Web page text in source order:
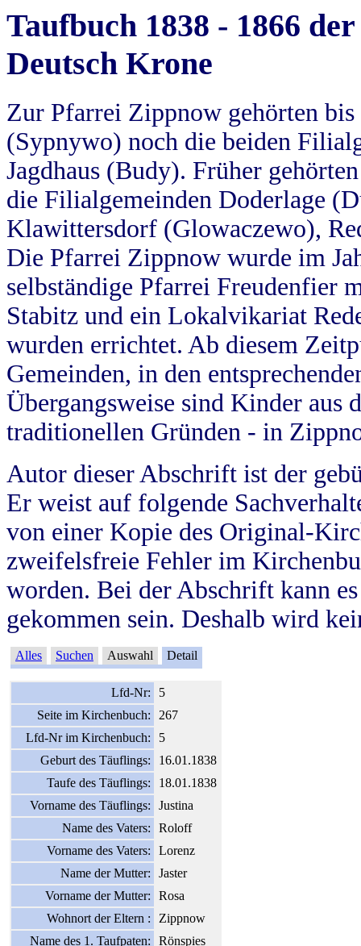
Taufbuch 1838 - 1866
Deutsch Krone
Zur Pfarrei Zippnow gehörten
(Sypnywo) noch die beiden
Jagdhaus (Budy). Früher
die Filialgemeinden Doderlage
Klawittersdorf (Glowaczewo),
Die Pfarrei Zippnow wurde im
selbständige Pfarrei Freudenfier
Stabitz und ein Lokalvikariat
wurden errichtet. Ab diesem
Gemeinden, in den
Übergangsweise sind Kinder aus
traditionellen Gründen - in
Autor dieser Abschrift ist der
Er weist auf folgende
von einer Kopie des Original-
zweifelsfreie Fehler im
worden. Bei der Abschrift kann
gekommen sein. Deshalb wird
Alles Suchen Auswahl Detail
Lfd-Nr:
5
Seite im Kirchenbuch:
267
Lfd-Nr im Kirchenbuch:
5
Geburt des Täuflings:
16.01.1838
Taufe des Täuflings:
18.01.1838
Vorname des Täuflings:
Justina
Name des Vaters:
Roloff
Vorname des Vaters:
Lorenz
Name der Mutter:
Jaster
Vorname der Mutter:
Rosa
Wohnort der Eltern :
Zippnow
Name des 1. Taufpaten:
Rönspies